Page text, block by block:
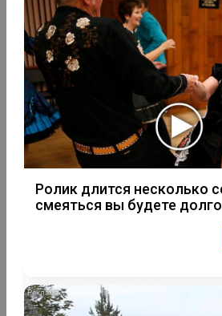
Ролик длится несколько
смеяться вы будете долго